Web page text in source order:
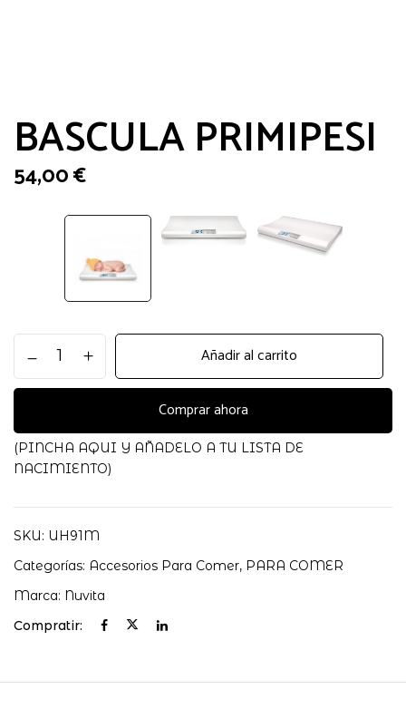
BASCULA PRIMIPESI
54,00€
PRIMIPESI
cantidad
Añadir al carrito
Comprar ahora
(PINCHA AQUI Y AÑADELO A TU LISTA DE
NACIMIENTO)
SKU: UH91M
Categorías: Accesorios Para Comer, PARA COMER
Marca: Nuvita
Compratir: